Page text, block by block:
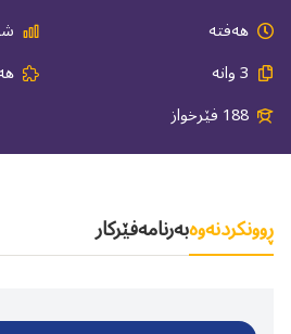
هەفتە
3 وانە
188 فێرخواز
ڕوونكردنه‌وه‌بەرنامەفێركار